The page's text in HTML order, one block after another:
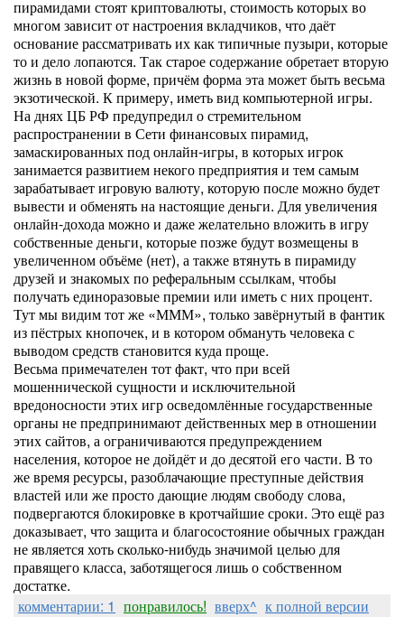
пирамидами стоят криптовалюты, стоимость которых во
многом зависит от настроения вкладчиков, что даёт
основание рассматривать их как типичные пузыри, которые
то и дело лопаются. Так старое содержание обретает вторую
жизнь в новой форме, причём форма эта может быть весьма
экзотической. К примеру, иметь вид компьютерной игры.
На днях ЦБ РФ предупредил о стремительном
распространении в Сети финансовых пирамид,
замаскированных под онлайн-игры, в которых игрок
занимается развитием некого предприятия и тем самым
зарабатывает игровую валюту, которую после можно будет
вывести и обменять на настоящие деньги. Для увеличения
онлайн-дохода можно и даже желательно вложить в игру
собственные деньги, которые позже будут возмещены в
увеличенном объёме (нет), а также втянуть в пирамиду
друзей и знакомых по реферальным ссылкам, чтобы
получать единоразовые премии или иметь с них процент.
Тут мы видим тот же «МММ», только завёрнутый в фантик
из пёстрых кнопочек, и в котором обмануть человека с
выводом средств становится куда проще.
Весьма примечателен тот факт, что при всей
мошеннической сущности и исключительной
вредоносности этих игр осведомлённые государственные
органы не предпринимают действенных мер в отношении
этих сайтов, а ограничиваются предупреждением
населения, которое не дойдёт и до десятой его части. В то
же время ресурсы, разоблачающие преступные действия
властей или же просто дающие людям свободу слова,
подвергаются блокировке в кротчайшие сроки. Это ещё раз
доказывает, что защита и благосостояние обычных граждан
не является хоть сколько-нибудь значимой целью для
правящего класса, заботящегося лишь о собственном
достатке.
комментарии: 1 понравилось! вверх^ к полной версии